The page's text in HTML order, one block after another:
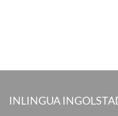
INLINGUA